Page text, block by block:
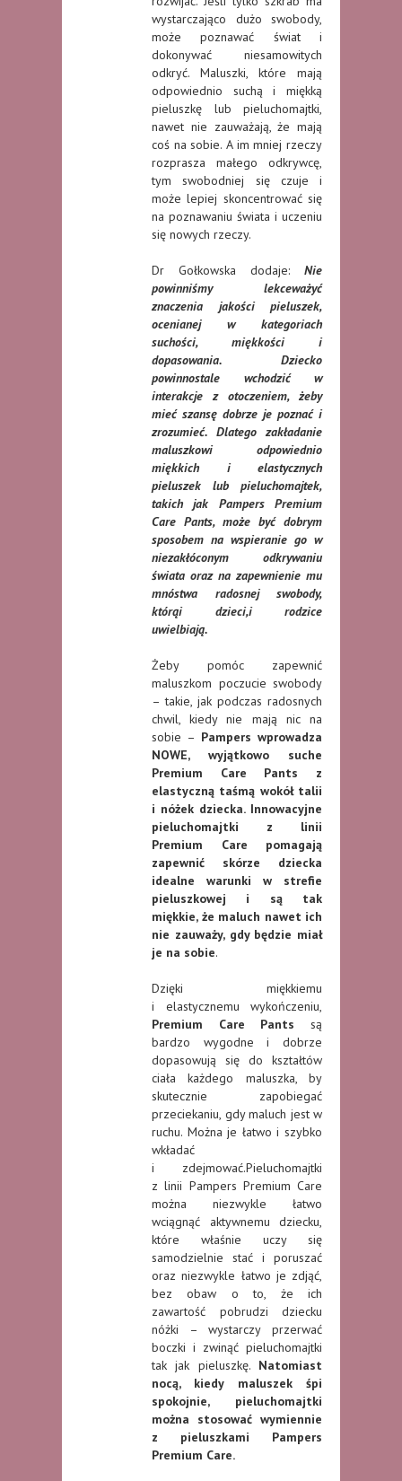
wystarczająco dużo swobody,
może poznawać świat i
dokonywać niesamowitych
odkryć. Maluszki, które mają
odpowiednio suchą i miękką
pieluszkę lub pieluchomajtki,
nawet nie zauważają, że mają
coś na sobie. A im mniej rzeczy
rozprasza małego odkrywcę,
tym swobodniej się czuje i
może lepiej skoncentrować się
na poznawaniu świata i uczeniu
się nowych rzeczy.
Dr Gołkowska dodaje: Nie
powinniśmy lekceważyć
znaczenia jakości pieluszek,
ocenianej w kategoriach
suchości, miękkości i
dopasowania. Dziecko
powinnostale wchodzić w
interakcje z otoczeniem, żeby
mieć szansę dobrze je poznać i
zrozumieć. Dlatego zakładanie
maluszkowi odpowiednio
miękkich i elastycznych
pieluszek lub pieluchomajtek,
takich jak Pampers Premium
Care Pants, może być dobrym
sposobem na wspieranie go w
niezakłóconym odkrywaniu
świata oraz na zapewnienie mu
mnóstwa radosnej swobody,
którąi dzieci,i rodzice
uwielbiają.
Żeby pomóc zapewnić
maluszkom poczucie swobody
– takie, jak podczas radosnych
chwil, kiedy nie mają nic na
sobie – Pampers wprowadza
NOWE, wyjątkowo suche
Premium Care Pants z
elastyczną taśmą wokół talii
i nóżek dziecka. Innowacyjne
pieluchomajtki z linii
Premium Care pomagają
zapewnić skórze dziecka
idealne warunki w strefie
pieluszkowej i są tak
miękkie, że maluch nawet ich
nie zauważy, gdy będzie miał
je na sobie.
Dzięki miękkiemu
i elastycznemu wykończeniu,
Premium Care Pants są
bardzo wygodne i dobrze
dopasowują się do kształtów
ciała każdego maluszka, by
skutecznie zapobiegać
przeciekaniu, gdy maluch jest w
ruchu. Można je łatwo i szybko
wkładać
i zdejmować.Pieluchomajtki
z linii Pampers Premium Care
można niezwykle łatwo
wciągnąć aktywnemu dziecku,
które właśnie uczy się
samodzielnie stać i poruszać
oraz niezwykle łatwo je zdjąć,
bez obaw o to, że ich
zawartość pobrudzi dziecku
nóżki – wystarczy przerwać
boczki i zwinąć pieluchomajtki
tak jak pieluszkę. Natomiast
nocą, kiedy maluszek śpi
spokojnie, pieluchomajtki
można stosować wymiennie
z pieluszkami Pampers
Premium Care.